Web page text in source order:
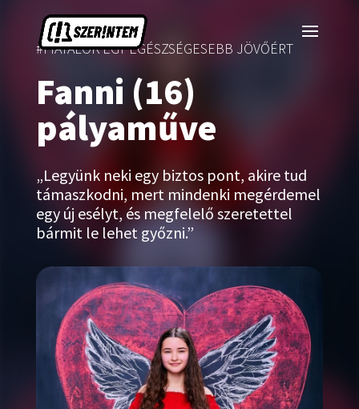
#FIATALOK EGY EGÉSZSÉGESEBB JÖVŐÉRT
Fanni (16)
pályaműve
„Legyünk neki egy biztos pont, akire tud
támaszkodni, mert mindenki megérdemel
egy új esélyt, és megfelelő szeretettel
bármit le lehet győzni.”